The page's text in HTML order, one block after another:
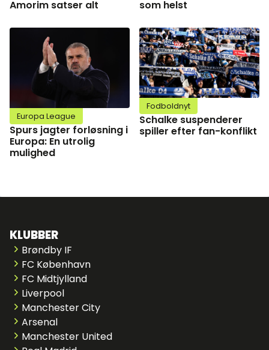
Amorim satser alt
som helst
Europa League
Spurs jagter forløsning i
Europa: En utrolig
mulighed
Fodboldnyt
Schalke suspenderer
spiller efter fan-konflikt
KLUBBER
Brøndby IF
FC København
FC Midtjylland
Liverpool
Manchester City
Arsenal
Manchester United